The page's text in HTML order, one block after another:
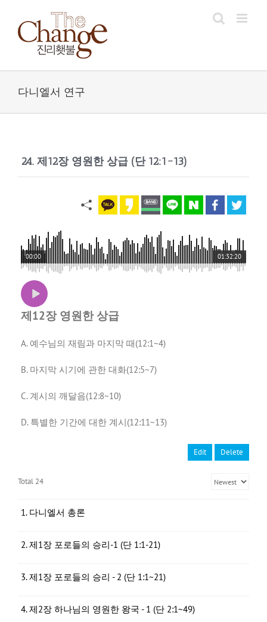
content
다니엘서 연구
24. 제12장 영원한 상급 (단 12:1~13)
01:32:20
00:00
제12장 영원한 상급
A. 예수님의 재림과 마지막 때(12:1~4)
B. 마지막 시기에 관한 대화(12:5~7)
C. 계시의 깨달음(12:8~10)
D. 특별한 기간에 대한 계시(12:11~13)
Edit Delete
Total 24
1. 다니엘서 총론
2. 제1장 포로들의 승리-1 (단 1:1-21)
3. 제1장 포로들의 승리 - 2 (단 1:1~21)
4. 제2장 하나님의 영원한 왕국 - 1 (단 2:1~49)